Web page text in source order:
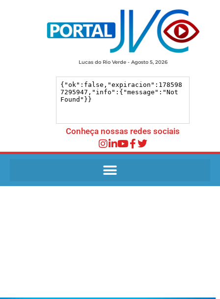
Lucas do Rio Verde - Agosto 5, 2026
Conheça nossas redes sociais